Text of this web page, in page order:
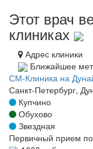
Этот врач
клиниках
Адрес клиники
Ближайшее
СМ-Клиника на
Санкт-Петербург,
Купчино
Обухово
Звездная
Первичный прием